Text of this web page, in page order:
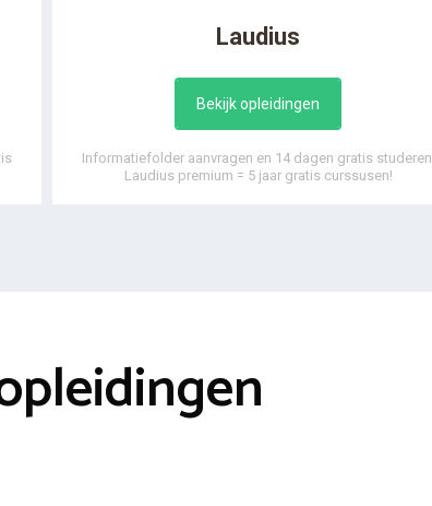
Laudius
Bekijk opleidingen
Informatiefolder aanvragen en 14 dagen gratis studeren.
Laudius premium = 5 jaar gratis curssusen!